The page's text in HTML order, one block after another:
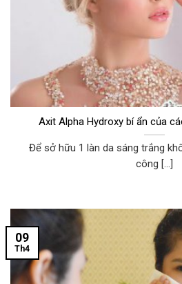
Axit Alpha Hydroxy bí ẩn của
Để sở hữu 1 làn da sáng trắng
công [...]
09
Th4